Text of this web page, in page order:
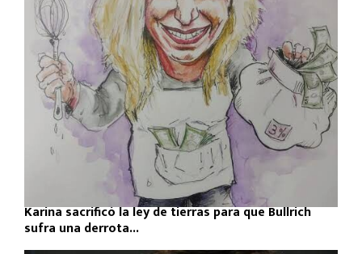
Karina sacrificó la ley de tierras para que Bullrich
sufra una derrota...